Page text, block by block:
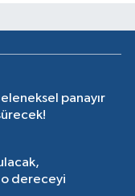
panayır
dereceyi